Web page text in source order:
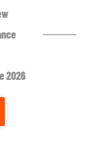
2026